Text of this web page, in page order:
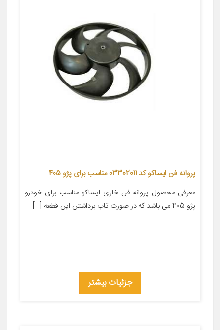
پروانه فن ایساکو کد 03302011 مناسب برای پژو 405
معرفی محصول پروانه فن خاری ایساکو مناسب برای خودرو
پژو 405 می باشد که در صورت تاب برداشتن این قطعه […]
جزئیات بیشتر